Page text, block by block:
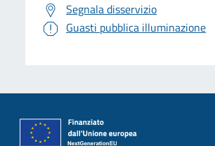
Segnala disservizio
Guasti pubblica illuminazione